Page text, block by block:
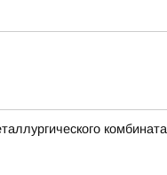
комбината